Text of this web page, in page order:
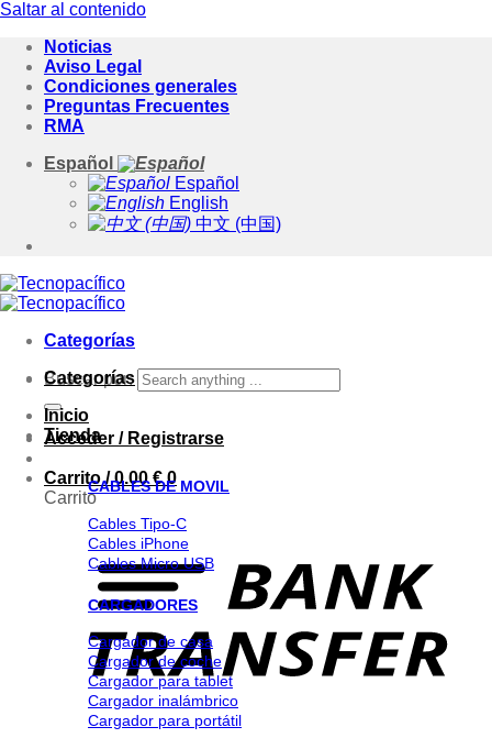
Saltar al contenido
Noticias
Aviso Legal
Condiciones generales
Preguntas Frecuentes
RMA
Español
Español
English
中文 (中国)
Categorías
Buscar por:
Acceder / Registrarse
Carrito /0.00€ 0
Carrito
Categorías
Inicio
Tienda
CABLES DE MOVIL
Cables Tipo-C
Cables iPhone
Cables Micro USB
CARGADORES
Cargador de casa
Cargador de coche
Cargador para tablet
Cargador inalámbrico
Cargador para portátil